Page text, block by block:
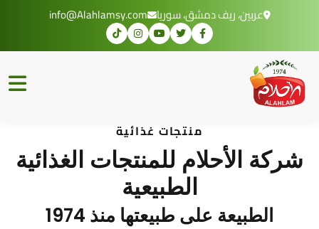
عربين، ريف دمشق، سوريا info@Alahlamsy.com
منتجات غذائية
شركة الأحلام للمنتجات الغذائية
الطبيعية
الطبيعة على طبيعتها منذ 1974